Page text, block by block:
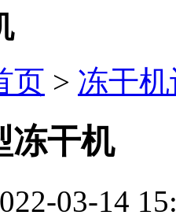
页 > 冻干
冻干机
03-14